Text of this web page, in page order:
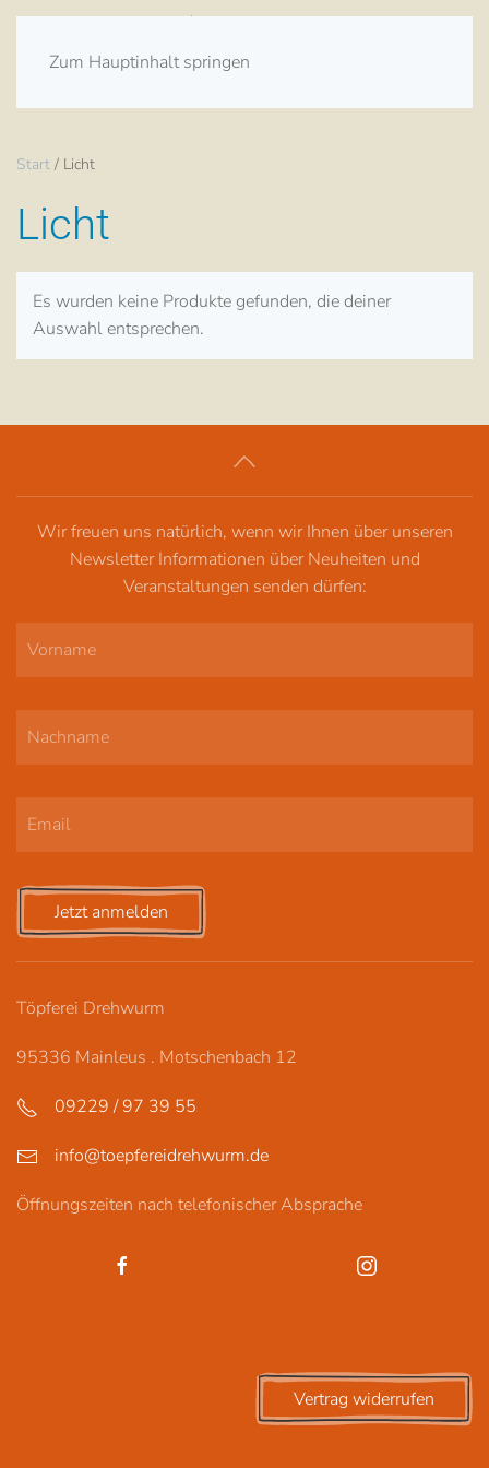
Zum Hauptinhalt springen
Start / Licht
Licht
Es wurden keine Produkte gefunden, die deiner
Auswahl entsprechen.
Wir freuen uns natürlich, wenn wir Ihnen über unseren
Newsletter Informationen über Neuheiten und
Veranstaltungen senden dürfen:
Jetzt anmelden
Töpferei Drehwurm
95336 Mainleus . Motschenbach 12
09229 / 97 39 55
info@toepfereidrehwurm.de
Öffnungszeiten nach telefonischer Absprache
Vertrag widerrufen